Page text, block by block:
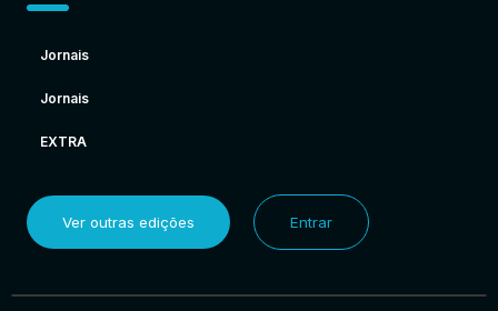
Jornais
Jornais
EXTRA
Ver outras edições Entrar